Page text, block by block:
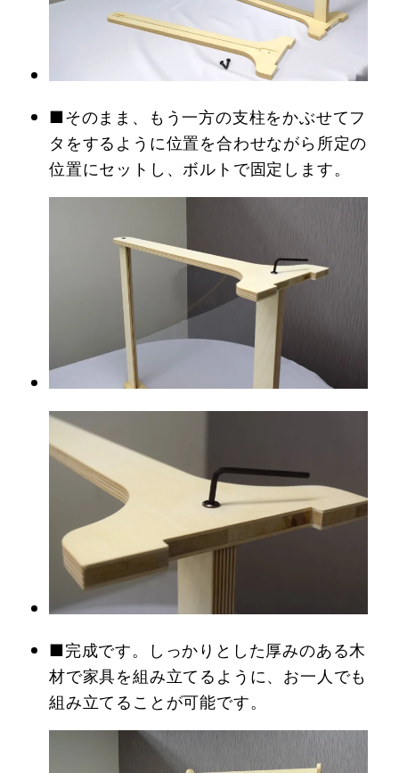
■そのまま、もう一方の支柱をかぶせてフ
タをするように位置を合わせながら所定の
位置にセットし、ボルトで固定します。
■完成です。しっかりとした厚みのある木
材で家具を組み立てるように、お一人でも
組み立てることが可能です。